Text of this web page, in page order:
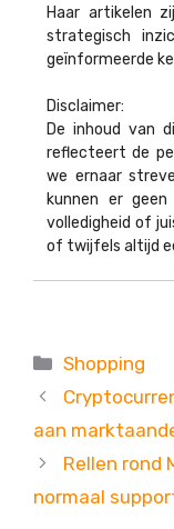
Haar artikelen
strategisch
geïnformeerde
Disclaimer:
De inhoud van
reflecteert de
we ernaar
kunnen er
volledigheid of
of twijfels altijd
Categorieën
Shopping
aan
Rellen rond
normaal